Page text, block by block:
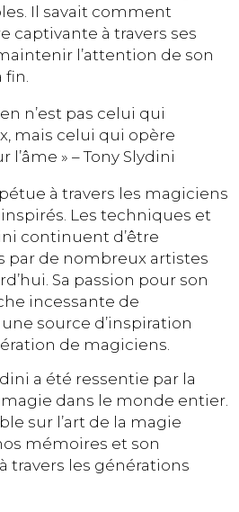
Il savait comment
captivante à travers ses
l’attention de son
n’est pas celui qui
mais celui qui opère
» – Tony Slydini
à travers les magiciens
Les techniques et
continuent d’être
par de nombreux artistes
Sa passion pour son
incessante de
source d’inspiration
de magiciens.
a été ressentie par la
dans le monde entier.
sur l’art de la magie
mémoires et son
travers les générations